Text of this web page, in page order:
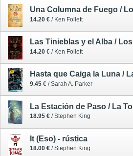
14.20 € / Ken Follett
14.20 € / Ken Follett
9.45 € / Sarah A. Parker
18.95 € / Stephen King
It (Eso) - rústica
18.00 € / Stephen King